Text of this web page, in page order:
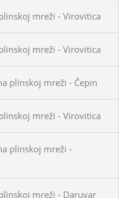
mreži - Virovitica
mreži - Virovitica
plinskoj mreži - Čepin
mreži - Virovitica
plinskoj mreži -
mreži - Daruvar